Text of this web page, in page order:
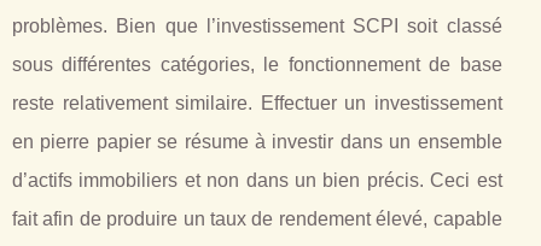
problèmes. Bien que l’investissement SCPI soit classé
sous différentes catégories, le fonctionnement de base
reste relativement similaire. Effectuer un investissement
en pierre papier se résume à investir dans un ensemble
d’actifs immobiliers et non dans un bien précis. Ceci est
fait afin de produire un taux de rendement élevé, capable